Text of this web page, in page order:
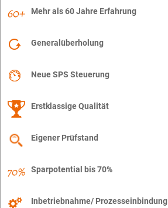
Mehr als 60 Jahre Erfahrung
Generalüberholung
Neue SPS Steuerung
Erstklassige Qualität
Eigener Prüfstand
Sparpotential bis 70%
Inbetriebnahme/ Prozesseinbindung